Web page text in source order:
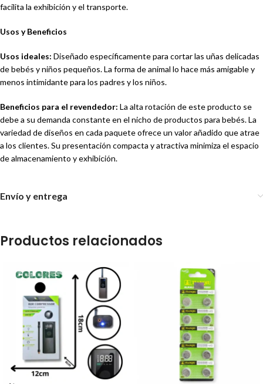
facilita la exhibición y el transporte.
Usos y Beneficios
Usos ideales: Diseñado específicamente para cortar las uñas delicadas
de bebés y niños pequeños. La forma de animal lo hace más amigable y
menos intimidante para los padres y los niños.
Beneficios para el revendedor: La alta rotación de este producto se
debe a su demanda constante en el nicho de productos para bebés. La
variedad de diseños en cada paquete ofrece un valor añadido que atrae
a los clientes. Su presentación compacta y atractiva minimiza el espacio
de almacenamiento y exhibición.
Envío y entrega
Productos relacionados